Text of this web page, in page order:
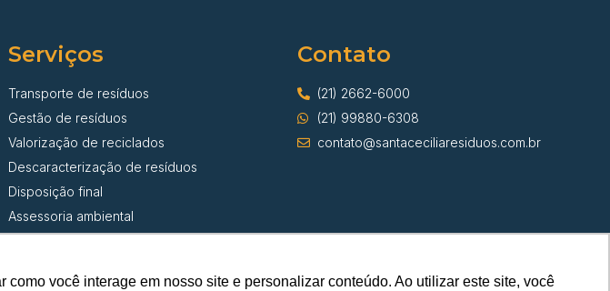
você interage em nosso site e personalizar conteúdo. Ao utilizar este site, você
Serviços
Transporte de resíduos
Gestão de resíduos
Valorização de reciclados
Descaracterização de resíduos
Disposição final
Assessoria ambiental
Contato
(21) 2662-6000
(21) 99880-6308
contato@santaceciliaresiduos.com.br
| Todos os direitos reservados